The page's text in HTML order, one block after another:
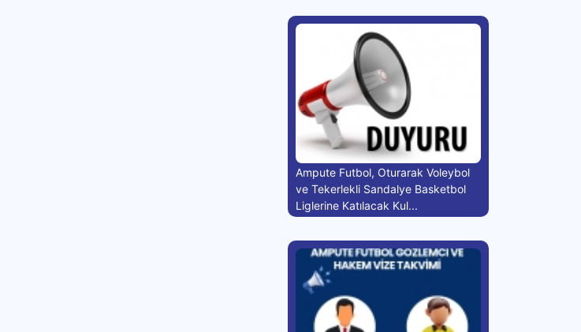
Ampute Futbol, Oturarak Voleybol
ve Tekerlekli Sandalye Basketbol
Liglerine Katılacak Kul...